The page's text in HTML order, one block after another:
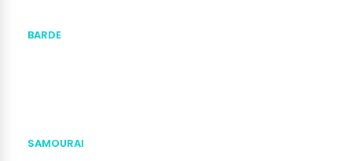
BARDE
SAMOURAI